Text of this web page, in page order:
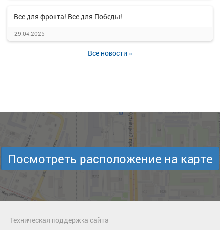
Все для фронта! Все для Победы!
29.04.2025
Все новости »
Посмотреть расположение на карте
Техническая поддержка сайта